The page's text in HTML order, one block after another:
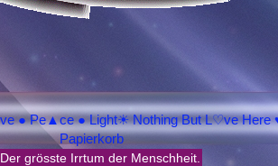
Papierkorb
Der grösste Irrtum der Menschheit.